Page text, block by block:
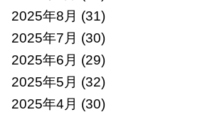
2025年8月 (31)
2025年7月 (30)
2025年6月 (29)
2025年5月 (32)
2025年4月 (30)